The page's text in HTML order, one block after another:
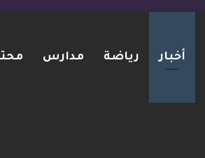
أخبار رياضة مدارس